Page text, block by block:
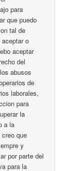
para
que puedo
tal de
o
aceptar
del
abusos
de
laborales,
para
la
a la
que
y
por parte del
para la